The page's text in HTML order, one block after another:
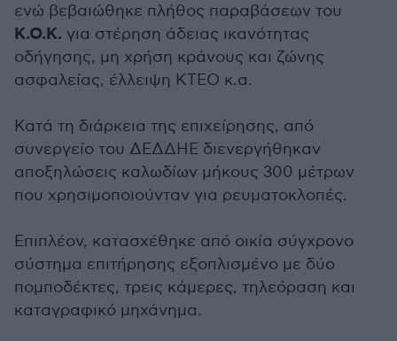
ενώ βεβαιώθηκε πλήθος παραβάσεων του
Κ.Ο.Κ. για στέρηση άδειας ικανότητας
οδήγησης, μη χρήση κράνους και ζώνης
ασφαλείας, έλλειψη ΚΤΕΟ κ.α.
Κατά τη διάρκεια της επιχείρησης, από
συνεργείο του ΔΕΔΔΗΕ διενεργήθηκαν
αποξηλώσεις καλωδίων μήκους 300 μέτρων
που χρησιμοποιούνταν για ρευματοκλοπές.
Επιπλέον, κατασχέθηκε από οικία σύγχρονο
σύστημα επιτήρησης εξοπλισμένο με δύο
πομποδέκτες, τρεις κάμερες, τηλεόραση και
καταγραφικό μηχάνημα.